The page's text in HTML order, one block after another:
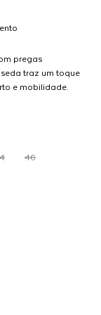
pregas
traz um toque
e mobilidade.
46